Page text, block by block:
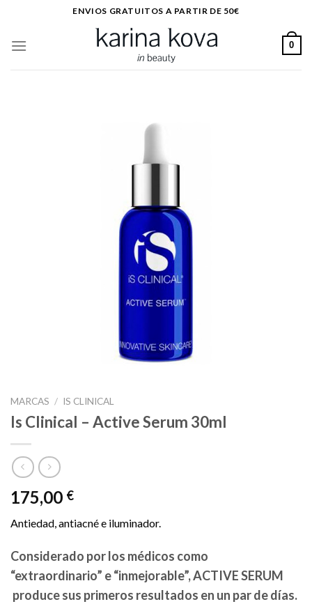
contenido
ENVIOS GRATUITOS A PARTIR DE 50€
0
MARCAS / IS CLINICAL
Is Clinical – Active Serum 30ml
175,00 €
Antiedad, antiacné e iluminador.
Considerado por los médicos como
“extraordinario” e “inmejorable”, ACTIVE SERUM
produce sus primeros resultados en un par de días.